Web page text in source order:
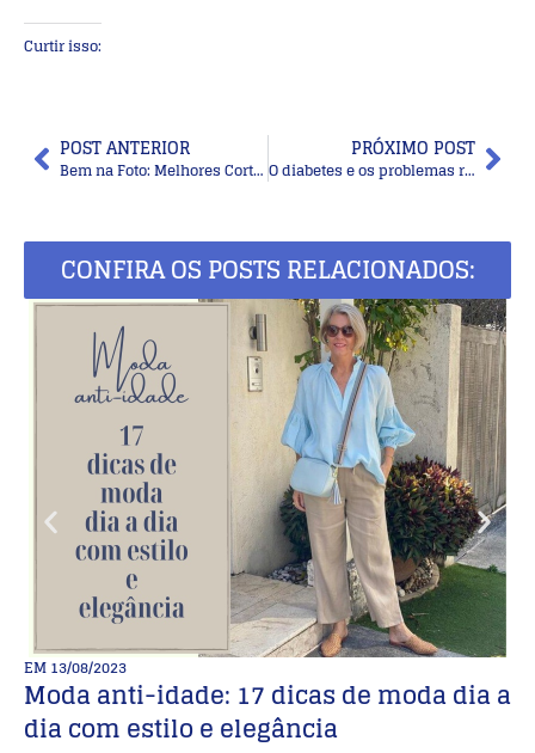
Curtir isso:
POST ANTERIOR
Bem na Foto: Melhores Cortes de cabelos curtos para mulheres de 60 anos ou mais
PRÓXIMO POST
O diabetes e os problemas relacionados à visão
CONFIRA OS POSTS RELACIONADOS:
EM13/08/2023
Moda anti-idade: 17 dicas de moda dia a
dia com estilo e elegância